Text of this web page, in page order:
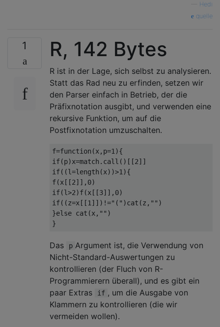
Hedi
quelle
1 R, 142 Bytes
R ist in der Lage, sich selbst zu analysieren.
Statt das Rad neu zu erfinden, setzen wir
den Parser einfach in Betrieb, der die
Präfixnotation ausgibt, und verwenden eine
rekursive Funktion, um auf die
Postfixnotation umzuschalten.
f=function(x,p=1){
if(p)x=match.call()[[2]]
if((l=length(x))>1){
f(x[[2]],0)
if(l>2)f(x[[3]],0)
if((z=x[[1]])!="(")cat(z,"")
}else cat(x,"")
Das p Argument ist, die Verwendung von
Nicht-Standard-Auswertungen zu
kontrollieren (der Fluch von R-
Programmierern überall), und es gibt ein
paar Extras
if , um die Ausgabe von
Klammern zu kontrollieren (die wir
vermeiden wollen).